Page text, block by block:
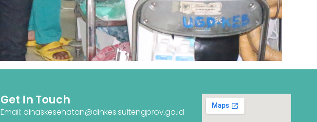
Get In Touch
Email: dinaskesehatan@dinkes.sultengprov.go.id